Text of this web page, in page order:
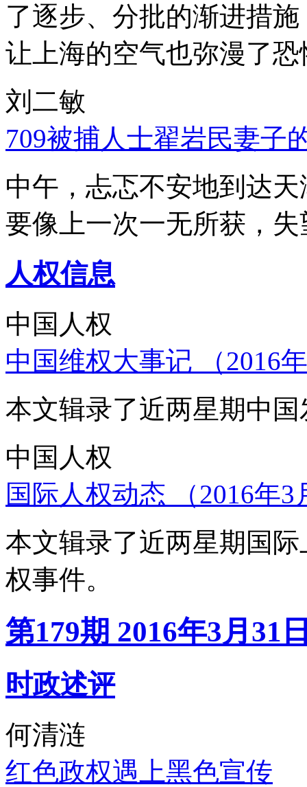
了逐步、分批的渐进措
让上海的空气也弥漫了
刘二敏
709被捕人士翟岩民妻子
中午，忐忑不安地到达
要像上一次一无所获，
人权信息
中国人权
中国维权大事记 （2016
本文辑录了近两星期中
中国人权
国际人权动态 （2016年
本文辑录了近两星期国
权事件。
第179期 2016年3月31
时政述评
何清涟
红色政权遇上黑色宣传